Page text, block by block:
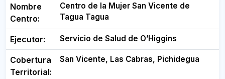
Nombre
Centro:
Centro de la Mujer San Vicente de
Tagua Tagua
Ejecutor: Servicio de Salud de O’Higgins
Cobertura
Territorial:
San Vicente, Las Cabras, Pichidegua